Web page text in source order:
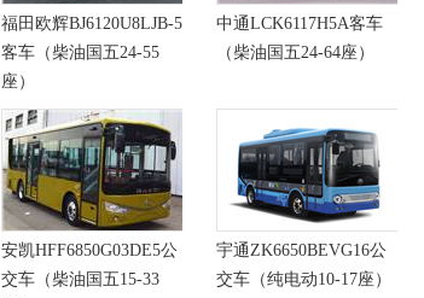
福田欧辉BJ6120U8LJB-5
客车（柴油国五24-55
座）
中通LCK6117H5A客车
（柴油国五24-64座）
安凯HFF6850G03DE5公
交车（柴油国五15-33
宇通ZK6650BEVG16公
交车（纯电动10-17座）